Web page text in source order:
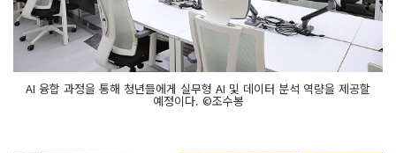
AI 융합 과정을 통해 청년들에게 실무형 AI 및 데이터 분석 역량을 제공할
예정이다. ©조수봉